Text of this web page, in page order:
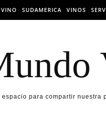
SUDAMERICA VINOS
espacio para compartir nuestra